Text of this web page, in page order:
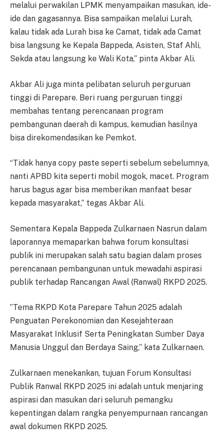
melalui perwakilan LPMK menyampaikan masukan, ide-
ide dan gagasannya. Bisa sampaikan melalui Lurah,
kalau tidak ada Lurah bisa ke Camat, tidak ada Camat
bisa langsung ke Kepala Bappeda, Asisten, Staf Ahli,
Sekda atau langsung ke Wali Kota,” pinta Akbar Ali.
Akbar Ali juga minta pelibatan seluruh perguruan
tinggi di Parepare. Beri ruang perguruan tinggi
membahas tentang perencanaan program
pembangunan daerah di kampus, kemudian hasilnya
bisa direkomendasikan ke Pemkot.
“Tidak hanya copy paste seperti sebelum sebelumnya,
nanti APBD kita seperti mobil mogok, macet. Program
harus bagus agar bisa memberikan manfaat besar
kepada masyarakat,” tegas Akbar Ali.
Sementara Kepala Bappeda Zulkarnaen Nasrun dalam
laporannya memaparkan bahwa forum konsultasi
publik ini merupakan salah satu bagian dalam proses
perencanaan pembangunan untuk mewadahi aspirasi
publik terhadap Rancangan Awal (Ranwal) RKPD 2025.
”Tema RKPD Kota Parepare Tahun 2025 adalah
Penguatan Perekonomian dan Kesejahteraan
Masyarakat Inklusif Serta Peningkatan Sumber Daya
Manusia Unggul dan Berdaya Saing,” kata Zulkarnaen.
Zulkarnaen menekankan, tujuan Forum Konsultasi
Publik Ranwal RKPD 2025 ini adalah untuk menjaring
aspirasi dan masukan dari seluruh pemangku
kepentingan dalam rangka penyempurnaan rancangan
awal dokumen RKPD 2025.